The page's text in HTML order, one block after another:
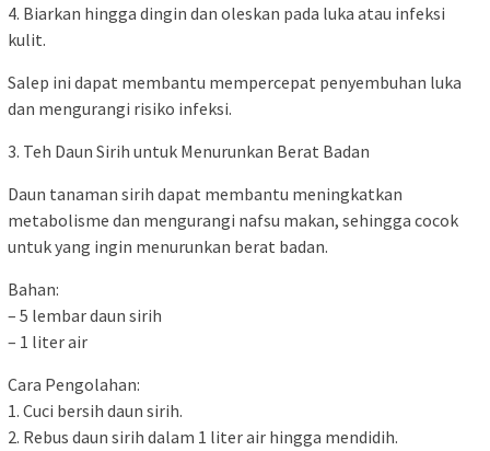
4. Biarkan hingga dingin dan oleskan pada luka atau infeksi
kulit.
Salep ini dapat membantu mempercepat penyembuhan luka
dan mengurangi risiko infeksi.
3. Teh Daun Sirih untuk Menurunkan Berat Badan
Daun tanaman sirih dapat membantu meningkatkan
metabolisme dan mengurangi nafsu makan, sehingga cocok
untuk yang ingin menurunkan berat badan.
Bahan:
– 5 lembar daun sirih
– 1 liter air
Cara Pengolahan:
1. Cuci bersih daun sirih.
2. Rebus daun sirih dalam 1 liter air hingga mendidih.